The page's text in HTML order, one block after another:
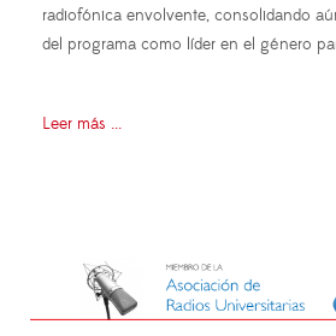
radiofónica envolvente, consolidando
del programa como líder en el género
Leer más ...